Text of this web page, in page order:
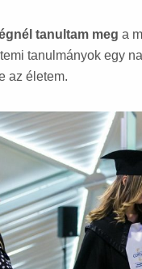
tanultam meg a
tanulmányok egy
az életem.